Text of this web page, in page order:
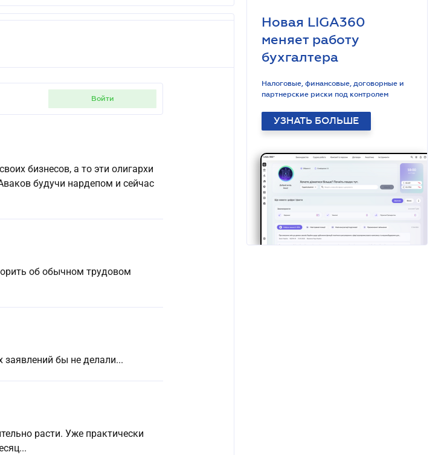
войти
бизнесов, а то эти олигархи
будучи нардепом и сейчас
об обычном трудовом
заявлений бы не делали...
расти. Уже практически
Новая LIGA360
меняет работу
бухгалтера
Налоговые, финансовые, договорные и
партнерские риски под контролем
УЗНАТЬ БОЛЬШЕ